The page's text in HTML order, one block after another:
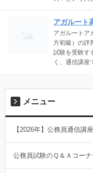
アガルート
アガルートア
方初級）の評
試験を受験す
く、通信講座
メニュー
【2026年】公務員通信講
公務員試験のＱ＆Ａコーナ